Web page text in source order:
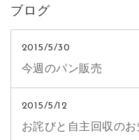
ブログ
2015/5/30
今週のパン販売
2015/5/12
お詫びと自主回収の